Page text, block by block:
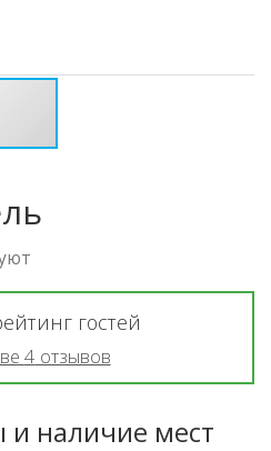
гостей
4 отзывов
наличие мест